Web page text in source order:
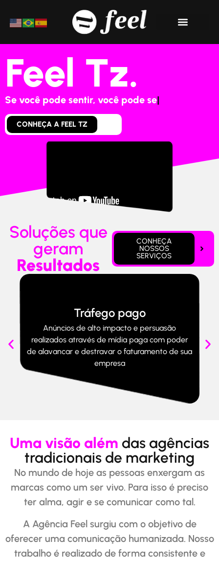
Feel Tz.
Se voc|
CONHEÇA A FEEL TZ
Soluções que
geram
Resultados
CONHEÇA
NOSSOS
SERVIÇOS
Tráfego pago
Anúncios de alto impacto e persuasão
realizados através de mídia paga com poder
de alavancar e destravar o faturamento de sua
empresa
Uma visão além das agências
tradicionais de marketing
No mundo de hoje as pessoas enxergam as
marcas como um ser vivo. Para isso é preciso
ter alma, agir e se comunicar como tal.
A Agência Feel surgiu com o objetivo de
oferecer uma comunicação humanizada. Nosso
trabalho é realizado de forma consistente e